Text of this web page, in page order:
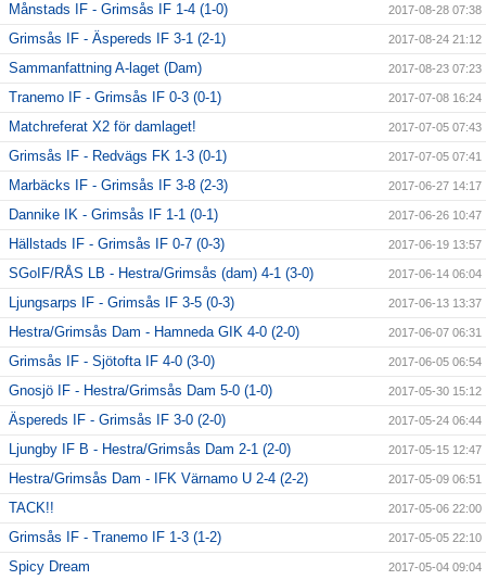
Månstads IF - Grimsås IF 1-4 (1-0) 2017-08-28 07:38
Grimsås IF - Äspereds IF 3-1 (2-1) 2017-08-24 21:12
Sammanfattning A-laget (Dam) 2017-08-23 07:23
Tranemo IF - Grimsås IF 0-3 (0-1) 2017-07-08 16:24
Matchreferat X2 för damlaget! 2017-07-05 07:43
Grimsås IF - Redvägs FK 1-3 (0-1) 2017-07-05 07:41
Marbäcks IF - Grimsås IF 3-8 (2-3) 2017-06-27 14:17
Dannike IK - Grimsås IF 1-1 (0-1) 2017-06-26 10:47
Hällstads IF - Grimsås IF 0-7 (0-3) 2017-06-19 13:57
SGoIF/RÅS LB - Hestra/Grimsås (dam) 4-1 (3-0) 2017-06-14 06:04
Ljungsarps IF - Grimsås IF 3-5 (0-3) 2017-06-13 13:37
Hestra/Grimsås Dam - Hamneda GIK 4-0 (2-0) 2017-06-07 06:31
Grimsås IF - Sjötofta IF 4-0 (3-0) 2017-06-05 06:54
Gnosjö IF - Hestra/Grimsås Dam 5-0 (1-0) 2017-05-30 15:12
Äspereds IF - Grimsås IF 3-0 (2-0) 2017-05-24 06:44
Ljungby IF B - Hestra/Grimsås Dam 2-1 (2-0) 2017-05-15 12:47
Hestra/Grimsås Dam - IFK Värnamo U 2-4 (2-2) 2017-05-09 06:51
TACK!! 2017-05-06 22:00
Grimsås IF - Tranemo IF 1-3 (1-2) 2017-05-05 22:10
Spicy Dream 2017-05-04 09:04